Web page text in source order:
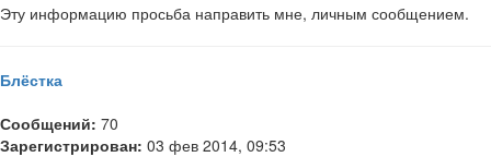
Эту информацию просьба направить мне, личным сообщением.
Блёстка
Сообщений: 70
Зарегистрирован: 03 фев 2014, 09:53